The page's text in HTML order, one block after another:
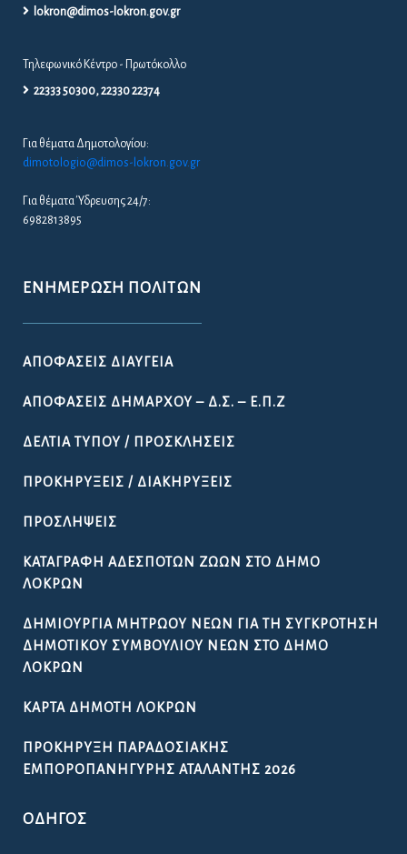
lokron@dimos-lokron.gov.gr
Τηλεφωνικό Κέντρο - Πρωτόκολλο
22333 50300, 22330 22374
Για θέματα Δημοτολογίου:
dimotologio@dimos-lokron.gov.gr
Για θέματα Ύδρευσης 24/7:
6982813895
ΕΝΗΜΈΡΩΣΗ ΠΟΛΙΤΏΝ
ΑΠΟΦΆΣΕΙΣ ΔΙΑΎΓΕΙΑ
ΑΠΟΦΆΣΕΙΣ ΔΗΜΆΡΧΟΥ – Δ.Σ. – Ε.Π.Ζ
ΔΕΛΤΊΑ ΤΎΠΟΥ / ΠΡΟΣΚΛΉΣΕΙΣ
ΠΡΟΚΗΡΎΞΕΙΣ / ΔΙΑΚΗΡΎΞΕΙΣ
ΠΡΟΣΛΉΨΕΙΣ
ΚΑΤΑΓΡΑΦΉ ΑΔΈΣΠΟΤΩΝ ΖΏΩΝ ΣΤΟ ΔΉΜΟ
ΛΟΚΡΏΝ
ΔΗΜΙΟΥΡΓΊΑ ΜΗΤΡΏΟΥ ΝΈΩΝ ΓΙΑ ΤΗ ΣΥΓΚΡΌΤΗΣΗ
ΔΗΜΟΤΙΚΟΎ ΣΥΜΒΟΥΛΊΟΥ ΝΈΩΝ ΣΤΟ ΔΉΜΟ
ΛΟΚΡΏΝ
ΚΆΡΤΑ ΔΗΜΌΤΗ ΛΟΚΡΏΝ
ΠΡΟΚΉΡΥΞΗ ΠΑΡΑΔΟΣΙΑΚΉΣ
ΕΜΠΟΡΟΠΑΝΉΓΥΡΗΣ ΑΤΑΛΆΝΤΗΣ 2026
ΟΔΗΓΌΣ